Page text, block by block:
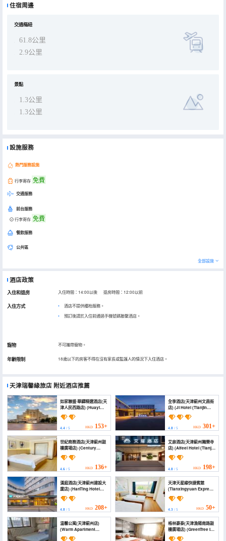
住宿周邊
交通樞紐
61.8公里
2.9公里
景點
1.3公里
1.3公里
設施服務
熱門服務設施
行李寄存 免費
交通服務
前台服務
行李寄存 免費
餐飲服務
公共區
全部設施
酒店政策
入住和退房 入住時間：14:00以後 退房時間：12:00以前
入住方式
酒店不提供櫃枱服務。
預訂後請於入住前通過手機號碼聯繫酒店。
寵物 不可攜帶寵物。
年齡限制 18歲以下的房客不得在沒有家長或監護人的情況下入住酒店。
天津瑞馨緣旅店 附近酒店推薦
如家聯盟·華驛精選酒店(天
津人民西路店) (Huayi
selection Hotel (Tianjin
Renmin West Road
store))
4.4 / 5 HKD 153+
全季酒店(天津薊州文昌街
店) (JI Hotel (Tianjin
Zhangzhou Wenchang
Street))
4.8/ 5 HKD 301+
世紀商務酒店(天津薊州鼓
樓廣場店) (Century
Business Hotel (Tianjin
Drum Tower Square))
4.6 / 5 HKD 136+
艾扉酒店(天津薊州獨樂寺
店) (Aifeel Hotel (Tianjin
Jizhou Dule Temple))
4.8/ 5 HKD 198+
漢庭酒店(天津薊州建設大
廈店) (HanTing Hotel
(Tianjin Jizhou Jianshe
Dasha))
4.8 / 5 HKD 208+
天津天星緣快捷賓館
(Tianxingyuan Express
Hotel Tianjin)
4.3/ 5 HKD 50+
温馨公寓(天津薊州店)
(Warm Apartment
(Tianjin Jizhou))
格林豪泰(天津漁陽南路鼓
樓廣場店) (GreenTree Inn
(TianJin Yuyang South